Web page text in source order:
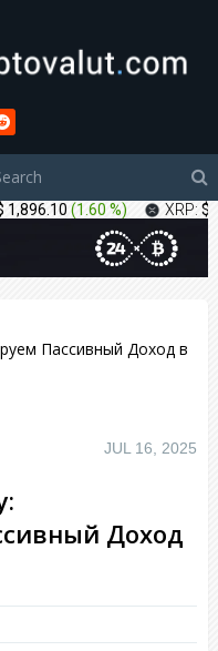
1,896.10 (1.60 %) XRP: $
Пассивный Доход в
JUL 16, 2025
Доход